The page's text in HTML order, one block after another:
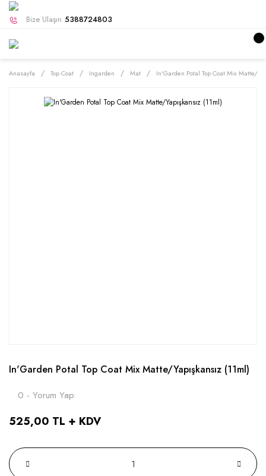
Bize Ulaşın 5388724803
Anasayfa Top Coat Ingarden Mat In'Garden Potal Top Coat Mix Matte/
In'Garden Potal Top Coat Mix Matte/Yapışkansız (11ml)
0 - Yorum Yap
525,00 TL + KDV